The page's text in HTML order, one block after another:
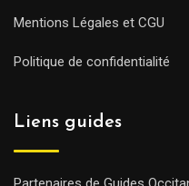
Mentions Légales et CGU
Politique de confidentialité
Liens guides